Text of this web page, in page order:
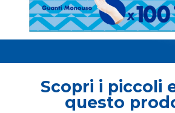
Scopri i piccoli
questo